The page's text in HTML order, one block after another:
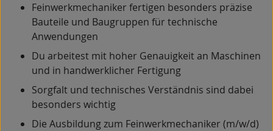
Feinwerkmechaniker fertigen besonders präzise
Bauteile und Baugruppen für technische
Anwendungen
Du arbeitest mit hoher Genauigkeit an Maschinen
und in handwerklicher Fertigung
Sorgfalt und technisches Verständnis sind dabei
besonders wichtig
Die Ausbildung zum Feinwerkmechaniker (m/w/d)